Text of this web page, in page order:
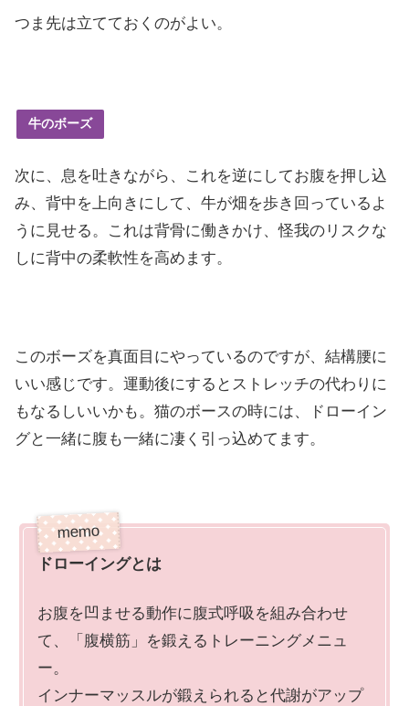
つま先は立てておくのがよい。
牛のボーズ
次に、息を吐きながら、これを逆にしてお腹を押し込
み、背中を上向きにして、牛が畑を歩き回っているよ
うに見せる。これは背骨に働きかけ、怪我のリスクな
しに背中の柔軟性を高めます。
このボーズを真面目にやっているのですが、結構腰に
いい感じです。運動後にするとストレッチの代わりに
もなるしいいかも。猫のボースの時には、ドローイン
グと一緒に腹も一緒に凄く引っ込めてます。
ドローイングとは
お腹を凹ませる動作に腹式呼吸を組み合わせ
て、「腹横筋」を鍛えるトレーニングメニュ
ー。
インナーマッスルが鍛えられると代謝がアップ